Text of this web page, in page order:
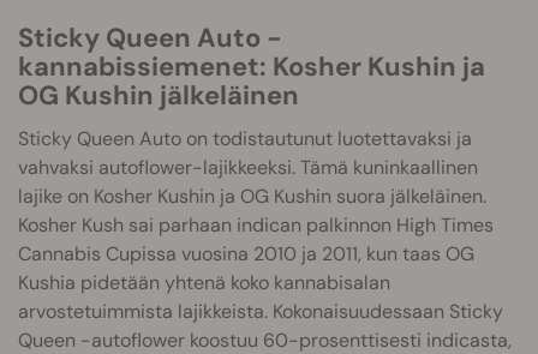
Sticky Queen Auto -
kannabissiemenet: Kosher Kushin ja
OG Kushin jälkeläinen
Sticky Queen Auto on todistautunut luotettavaksi ja
vahvaksi autoflower-lajikkeeksi. Tämä kuninkaallinen
lajike on Kosher Kushin ja OG Kushin suora jälkeläinen.
Kosher Kush sai parhaan indican palkinnon High Times
Cannabis Cupissa vuosina 2010 ja 2011, kun taas OG
Kushia pidetään yhtenä koko kannabisalan
arvostetuimmista lajikkeista. Kokonaisuudessaan Sticky
Queen -autoflower koostuu 60-prosenttisesti indicasta,